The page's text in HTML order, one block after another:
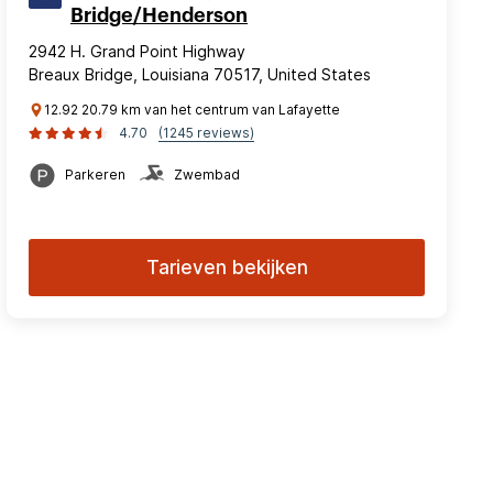
Bridge/Henderson
2942 H. Grand Point Highway
Breaux Bridge, Louisiana 70517, United States
12.92 20.79 km van het centrum van Lafayette
4.70
(1245 reviews)
Parkeren Zwembad
Tarieven bekijken